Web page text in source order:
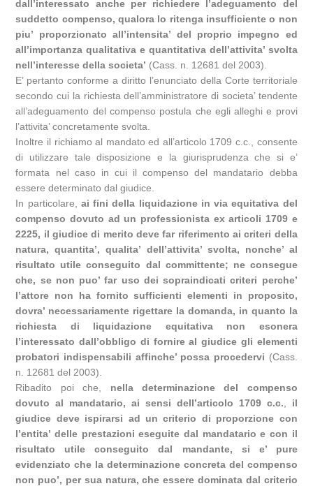
dall’interessato anche per richiedere l’adeguamento del
suddetto compenso, qualora lo ritenga insufficiente o non
piu’ proporzionato all’intensita’ del proprio impegno ed
all’importanza qualitativa e quantitativa dell’attivita’ svolta
nell’interesse della societa’ (Cass. n. 12681 del 2003).
E’ pertanto conforme a diritto l’enunciato della Corte territoriale
secondo cui la richiesta dell’amministratore di societa’ tendente
all’adeguamento del compenso postula che egli alleghi e provi
l’attivita’ concretamente svolta.
Inoltre il richiamo al mandato ed all’articolo 1709 c.c., consente
di utilizzare tale disposizione e la giurisprudenza che si e’
formata nel caso in cui il compenso del mandatario debba
essere determinato dal giudice.
In particolare, ai fini della liquidazione in via equitativa del
compenso dovuto ad un professionista ex articoli 1709 e
2225, il giudice di merito deve far riferimento ai criteri della
natura, quantita’, qualita’ dell’attivita’ svolta, nonche’ al
risultato utile conseguito dal committente; ne consegue
che, se non puo’ far uso dei sopraindicati criteri perche’
l’attore non ha fornito sufficienti elementi in proposito,
dovra’ necessariamente rigettare la domanda, in quanto la
richiesta di liquidazione equitativa non esonera
l’interessato dall’obbligo di fornire al giudice gli elementi
probatori indispensabili affinche’ possa procedervi (Cass.
n. 12681 del 2003).
Ribadito poi che, nella determinazione del compenso
dovuto al mandatario, ai sensi dell’articolo 1709 c.c.
il
giudice deve ispirarsi ad un criterio di proporzione con
l’entita’ delle prestazioni eseguite dal mandatario e con il
risultato utile conseguito dal mandante, si e’ pure
evidenziato che la determinazione concreta del compenso
non puo’, per sua natura, che essere dominata dal criterio